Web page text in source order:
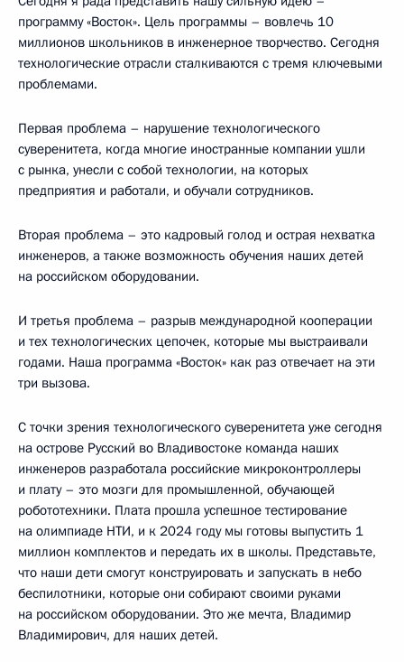
программу «Восток». Цель программы – вовлечь 10
миллионов школьников в инженерное творчество. Сегодня
технологические отрасли сталкиваются с тремя ключевыми
проблемами.
Первая проблема – нарушение технологического
суверенитета, когда многие иностранные компании ушли
с рынка, унесли с собой технологии, на которых
предприятия и работали, и обучали сотрудников.
Вторая проблема – это кадровый голод и острая нехватка
инженеров, а также возможность обучения наших детей
на российском оборудовании.
И третья проблема – разрыв международной кооперации
и тех технологических цепочек, которые мы выстраивали
годами. Наша программа «Восток» как раз отвечает на эти
три вызова.
С точки зрения технологического суверенитета уже сегодня
на острове Русский во Владивостоке команда наших
инженеров разработала российские микроконтроллеры
и плату – это мозги для промышленной, обучающей
робототехники. Плата прошла успешное тестирование
на олимпиаде НТИ, и к 2024 году мы готовы выпустить 1
миллион комплектов и передать их в школы. Представьте,
что наши дети смогут конструировать и запускать в небо
беспилотники, которые они собирают своими руками
на российском оборудовании. Это же мечта, Владимир
Владимирович, для наших детей.